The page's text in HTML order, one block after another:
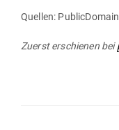
Quellen:
Zuerst erschienen bei